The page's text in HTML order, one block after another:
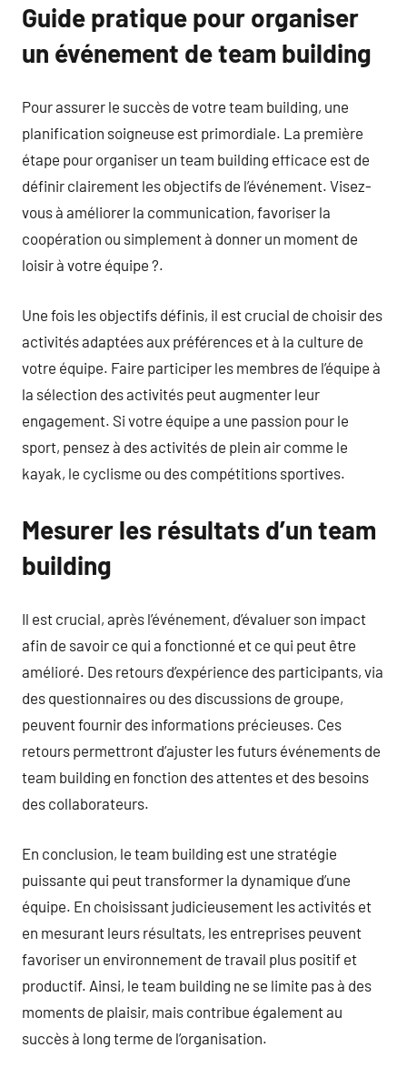
Guide pratique pour organiser
un événement de team building
Pour assurer le succès de votre team building, une
planification soigneuse est primordiale. La première
étape pour organiser un team building efficace est de
définir clairement les objectifs de l’événement. Visez-
vous à améliorer la communication, favoriser la
coopération ou simplement à donner un moment de
loisir à votre équipe ?.
Une fois les objectifs définis, il est crucial de choisir des
activités adaptées aux préférences et à la culture de
votre équipe. Faire participer les membres de l’équipe à
la sélection des activités peut augmenter leur
engagement. Si votre équipe a une passion pour le
sport, pensez à des activités de plein air comme le
kayak, le cyclisme ou des compétitions sportives.
Mesurer les résultats d’un team
building
Il est crucial, après l’événement, d’évaluer son impact
afin de savoir ce qui a fonctionné et ce qui peut être
amélioré. Des retours d’expérience des participants, via
des questionnaires ou des discussions de groupe,
peuvent fournir des informations précieuses. Ces
retours permettront d’ajuster les futurs événements de
team building en fonction des attentes et des besoins
des collaborateurs.
En conclusion, le team building est une stratégie
puissante qui peut transformer la dynamique d’une
équipe. En choisissant judicieusement les activités et
en mesurant leurs résultats, les entreprises peuvent
favoriser un environnement de travail plus positif et
productif. Ainsi, le team building ne se limite pas à des
moments de plaisir, mais contribue également au
succès à long terme de l’organisation.